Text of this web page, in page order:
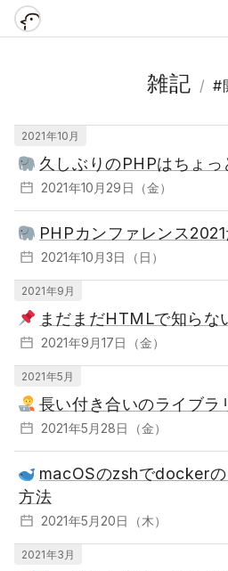
雑記 / #
2021年10月
久しぶりのPHPはちょっ
2021年10月29日（金）
PHPカンファレンス
2021年10月3日（日）
2021年9月
まだまだHTMLで知らな
2021年9月17日（金）
2021年5月
長い付き合いのライブラ
2021年5月28日（金）
macOSのzshでdocker
方法
2021年5月20日（木）
2021年3月